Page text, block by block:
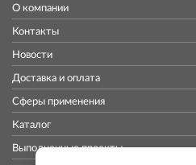
О компании
Контакты
Новости
Доставка и оплата
Сферы применения
Каталог
Выполненные проекты